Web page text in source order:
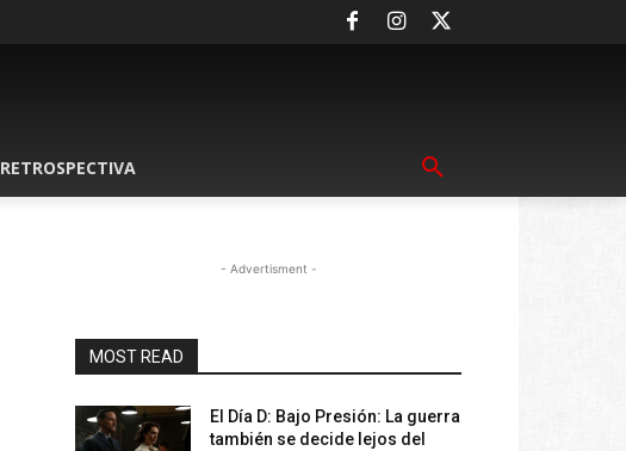
RETROSPECTIVA
- Advertisment -
MOST READ
El Día D: Bajo Presión: La guerra
también se decide lejos del